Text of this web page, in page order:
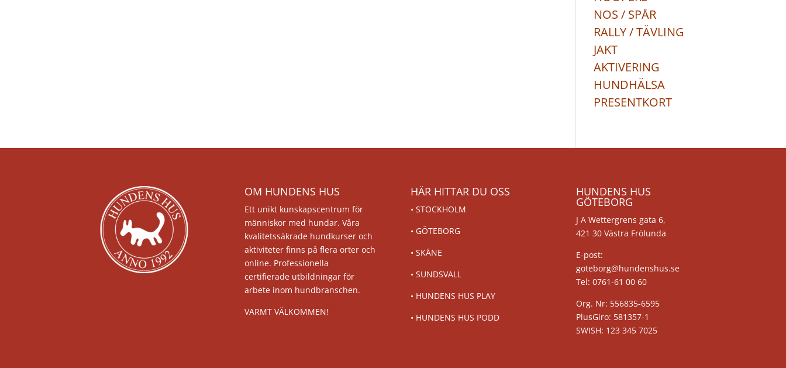
NOS / SPÅR
RALLY / TÄVLING
JAKT
AKTIVERING
HUNDHÄLSA
PRESENTKORT
OM HUNDENS HUS
Ett unikt kunskapscentrum för
människor med hundar. Våra
kvalitetssäkrade hundkurser och
aktiviteter finns på flera orter och
online. Professionella
certifierade utbildningar för
arbete inom hundbranschen.
VARMT VÄLKOMMEN!
HÄR HITTAR DU OSS
• STOCKHOLM
• GÖTEBORG
• SKÅNE
• SUNDSVALL
• HUNDENS HUS PLAY
• HUNDENS HUS PODD
HUNDENS HUS
GÖTEBORG
J A Wettergrens gata 6,
421 30 Västra Frölunda
E-post:
goteborg@hundenshus.se
Tel: 0761-61 00 60
Org. Nr: 556835-6595
PlusGiro: 581357-1
SWISH: 123 345 7025